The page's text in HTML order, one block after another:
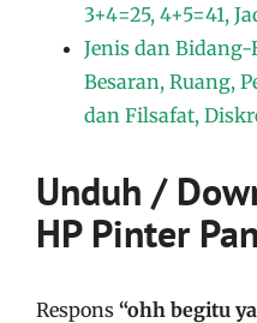
3+4=25, 4+5=41,
Jenis dan
Besaran, Ruang,
dan Filsafat,
Unduh /
HP Pinter
Respons “ohh begitu